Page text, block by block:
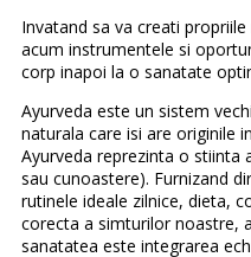
Invatand sa va creati
acum instrumentele si
corp inapoi la o sanatate
Ayurveda este un sistem
naturala care isi are originile
Ayurveda reprezinta o stiinta
sau cunoastere). Furnizand
rutinele ideale zilnice, dieta,
corecta a simturilor noastre,
sanatatea este integrarea